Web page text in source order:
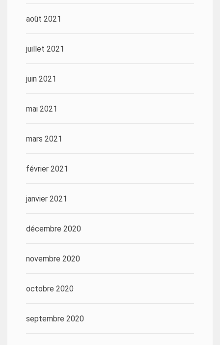
août 2021
juillet 2021
juin 2021
mai 2021
mars 2021
février 2021
janvier 2021
décembre 2020
novembre 2020
octobre 2020
septembre 2020